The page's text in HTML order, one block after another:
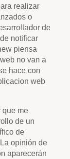
realizar
o
de
notificar
piensa
no van a
hace con
web
que me
de un
de
opinión de
aparecerán